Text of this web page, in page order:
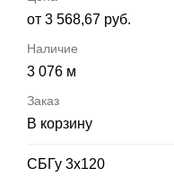
от 3 568,67 руб.
3 076 м
В корзину
СБГу 3х120